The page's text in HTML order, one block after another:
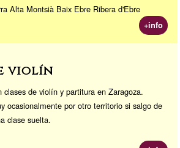
Alta Montsià Baix Ebre Ribera d'Ebre
+info
violín
clases de violín y partitura en Zaragoza.
ocasionalmente por otro territorio si salgo de
clase suelta.